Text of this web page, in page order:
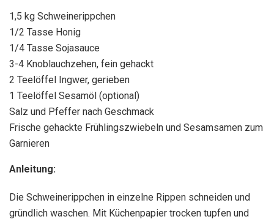
1,5 kg Schweinerippchen
1/2 Tasse Honig
1/4 Tasse Sojasauce
3-4 Knoblauchzehen, fein gehackt
2 Teelöffel Ingwer, gerieben
1 Teelöffel Sesamöl (optional)
Salz und Pfeffer nach Geschmack
Frische gehackte Frühlingszwiebeln und Sesamsamen zum
Garnieren
Anleitung:
Die Schweinerippchen in einzelne Rippen schneiden und
gründlich waschen. Mit Küchenpapier trocken tupfen und